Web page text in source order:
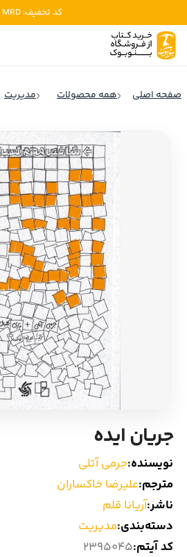
کد تخفیف: MRD
ادبیات
ادبیات
ادبیات
ادبیات ایتالیا
ادبیات
ادبیات
ادبیات آلمان
ادبیات ترکیه
ادبیات آسیا
سایر
داستان
صفحه اصلی همه محصولات مدیریت
جریان ایده
نویسنده:جرمی آتلی
مترجم:علیرضا خاکساران
ناشر:آریانا قلم
دسته‌بندی:مدیریت
کد آیتم:2395045